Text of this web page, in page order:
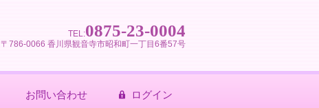
TEL:0875-23-0004
〒786-0066 香川県観音寺市昭和町一丁目6番57号
お問い合わせ ログイン